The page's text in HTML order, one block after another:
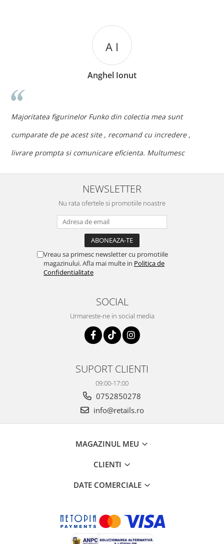
A I
Anghel Ionut
Majoritatea figurinelor Funko din colectia mea sunt
cumparate de pe acest site , recomand cu incredere ,
livrare prompta si comunicare eficienta. Multumesc
NEWSLETTER
Nu rata ofertele si promotiile noastre
Vreau sa primesc newsletter cu promotiile
magazinului. Afla mai multe in Politica de
Confidentialitate
SOCIAL
Urmareste-ne in social media
SUPORT CLIENTI
09:00-17:00
0752850278
info@retails.ro
MAGAZINUL MEU
CLIENTI
DATE COMERCIALE